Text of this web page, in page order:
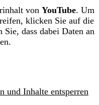
von YouTube. Um
klicken Sie auf die
dass dabei Daten an
und Inhalte entsperren